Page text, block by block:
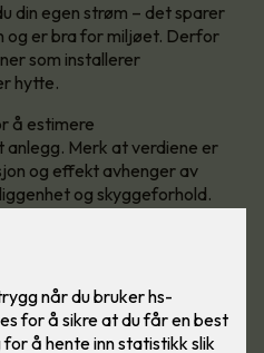
din egen strøm – det sparer
og er bra for miljøet. Derfor
som installerer
hytte.
å estimere
Merk at verdiene er
og effekt avhenger av
og skyggeforhold.